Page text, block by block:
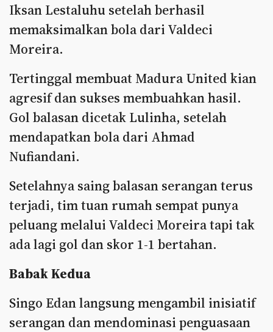
Iksan Lestaluhu setelah berhasil
memaksimalkan bola dari Valdeci
Moreira.
Tertinggal membuat Madura United kian
agresif dan sukses membuahkan hasil.
Gol balasan dicetak Lulinha, setelah
mendapatkan bola dari Ahmad
Nufiandani.
Setelahnya saing balasan serangan terus
terjadi, tim tuan rumah sempat punya
peluang melalui Valdeci Moreira tapi tak
ada lagi gol dan skor 1-1 bertahan.
Babak Kedua
Singo Edan langsung mengambil inisiatif
serangan dan mendominasi penguasaan